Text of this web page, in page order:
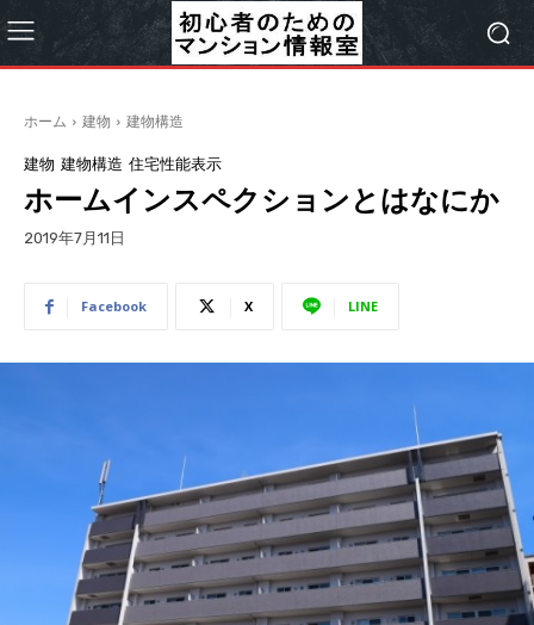
ホーム 建物 建物構造
建物 建物構造 住宅性能表示
ホームインスペクションとはなにか
2019年7月11日
Facebook X LINE